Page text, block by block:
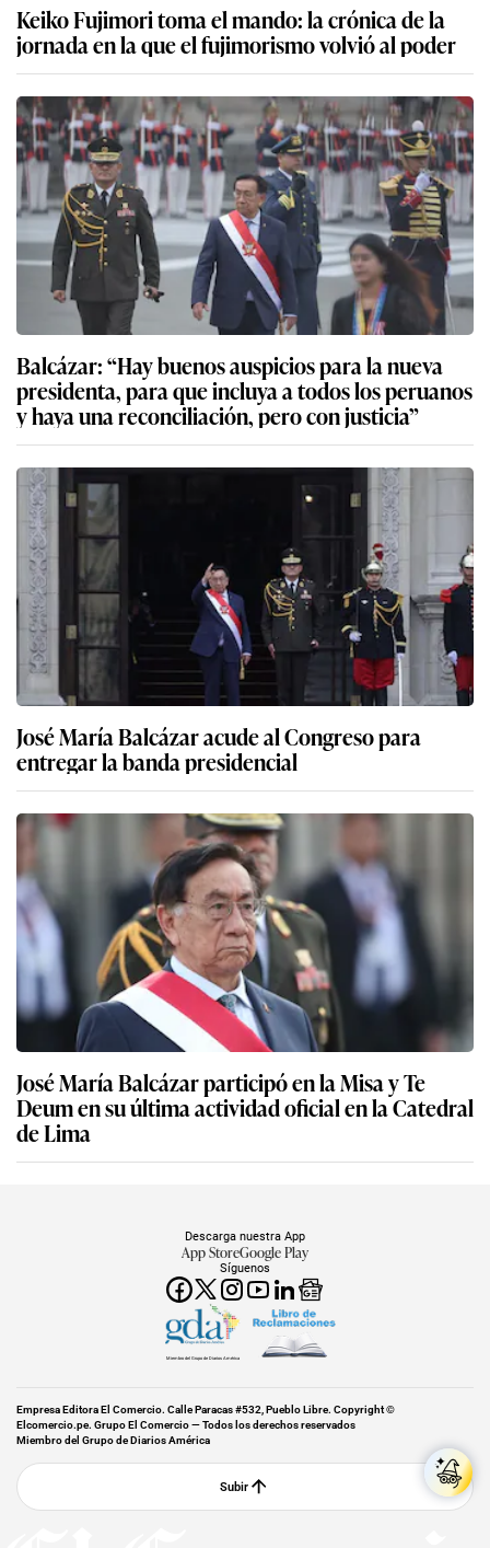
Keiko Fujimori toma el mando: la crónica de la
jornada en la que el fujimorismo volvió al poder
Balcázar: “Hay buenos auspicios para la nueva
presidenta, para que incluya a todos los peruanos
y haya una reconciliación, pero con justicia”
José María Balcázar acude al Congreso para
entregar la banda presidencial
José María Balcázar participó en la Misa y Te
Deum en su última actividad oficial en la Catedral
de Lima
Síguenos
Descarga nuestra App
App StoreGoogle Play
Miembro del Grupo de Diarios América
Empresa Editora El Comercio. Calle Paracas #532, Pueblo Libre. Copyright ©
Elcomercio.pe. Grupo El Comercio — Todos los derechos reservados
Miembro del Grupo de Diarios América
Subir